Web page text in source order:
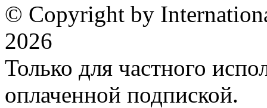
© Copyright by
2026
Только для частного
оплаченной подпиской.